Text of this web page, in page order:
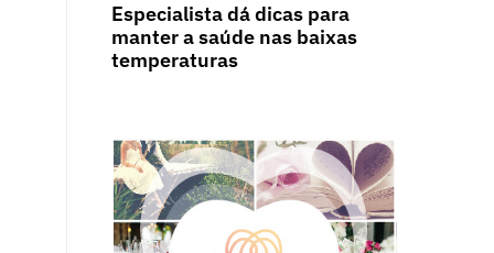
Especialista dá dicas para
manter a saúde nas baixas
temperaturas